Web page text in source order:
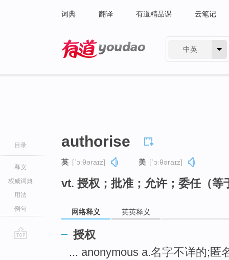
词典 翻译 有道精品课 云笔记
中英
目录
释义
权威词典
用法
例句
authorise
英 [ˈɔːθəraɪz] 美 [ˈɔːθəraɪz]
vt. 授权；批准；允许；委任（等
网络释义 英英释义
授权
... anonymous a.名字不详的;匿